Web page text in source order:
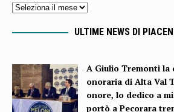
ULTIME NEWS DI
A Giulio Tremonti la
onoraria di Alta Val
onore, lo dedico a
portò a Pecorara